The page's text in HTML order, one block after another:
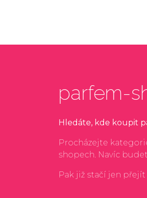
parfem-
Hledáte, kde koupit
Procházejte
shopech. Navíc
Pak již stačí jen